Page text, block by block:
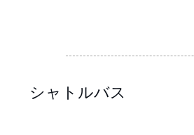
​シャトルバス